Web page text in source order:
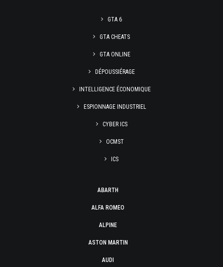
GTA 6
GTA CHEATS
GTA ONLINE
DÉPOUSSIÉRAGE
INTELLIGENCE ÉCONOMIQUE
ESPIONNAGE INDUSTRIEL
CYBER ICS
OCMST
ICS
ABARTH
ALFA ROMEO
ALPINE
ASTON MARTIN
AUDI